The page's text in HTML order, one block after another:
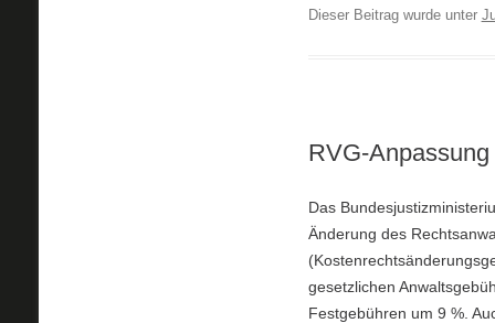
Dieser Beitrag wurde unter
RVG-
Das
Änderung des
gesetzlichen
Festgebühren um 9 %.